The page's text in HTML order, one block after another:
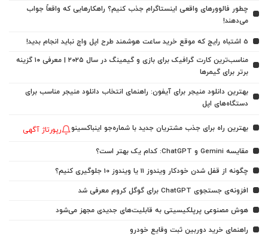
چطور فالوورهای واقعی اینستاگرام جذب کنیم؟ راهکارهایی که واقعاً جواب
می‌دهند!
5 اشتباه رایج که موقع خرید ساعت هوشمند طرح اپل واچ نباید انجام بدید!
مناسب‌ترین کارت گرافیک برای بازی و گیمینگ در سال ۲۰۲۵ | معرفی ۱۰ گزینه
برتر برای گیمرها
بهترین دانلود منیجر برای آیفون: راهنمای انتخاب دانلود منیجر مناسب برای
دستگاه‌های اپل
بهترین راه برای جذب مشتریان جدید با شماره‌جو اینباکسینو رپورتاژ آگهی
مقایسه Gemini و ChatGPT: کدام یک بهتر است؟
چگونه از قفل شدن خودکار ویندوز 11 یا ویندوز 10 جلوگیری کنیم؟
افزونه‌ی جستجوی ChatGPT برای گوگل کروم معرفی شد
هوش مصنوعی پرپلکیسیتی به قابلیت‌های جدیدی مجهز می‌شود
راهنمای خرید دوربین ثبت وقایع خودرو